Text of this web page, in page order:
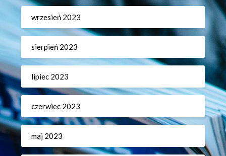
wrzesień 2023
sierpień 2023
lipiec 2023
czerwiec 2023
maj 2023